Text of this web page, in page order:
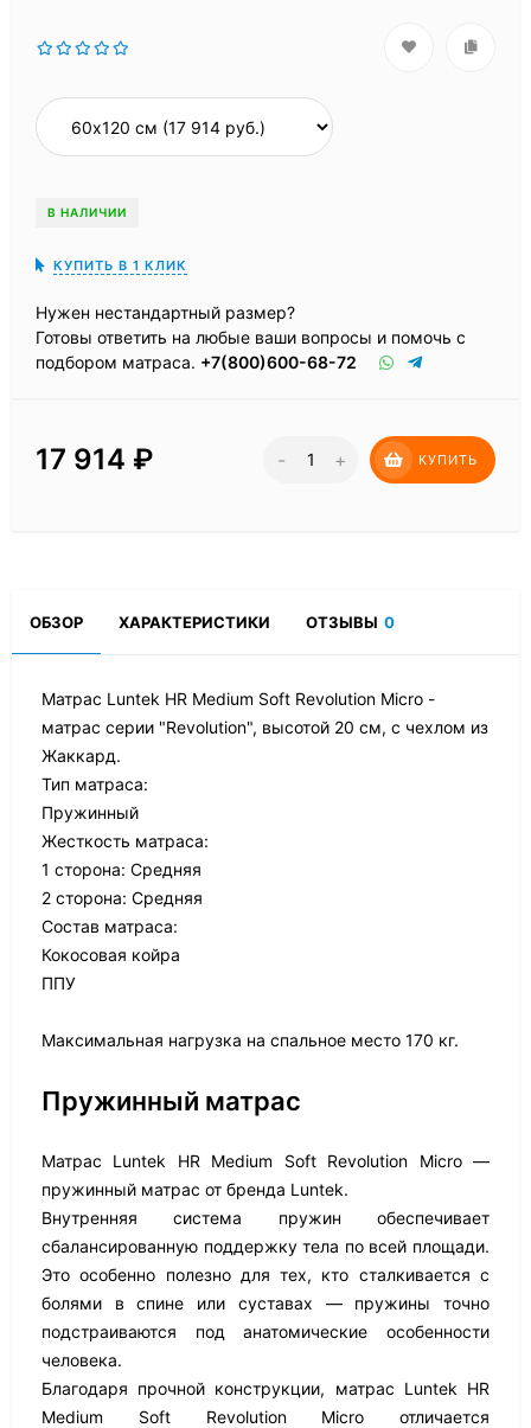
В НАЛИЧИИ
КУПИТЬ В 1 КЛИК
Нужен нестандартный размер?
Готовы ответить на любые ваши вопросы и помочь с
подбором матраса. +7(800)600-68-72
17 914 ₽ - + КУПИТЬ
ОБЗОР ХАРАКТЕРИСТИКИ ОТЗЫВЫ 0
Матрас Luntek HR Medium Soft Revolution Micro -
матрас серии "Revolution", высотой 20 см, с чехлом из
Жаккард.
Тип матраса:
Пружинный
Жесткость матраса:
1 сторона: Средняя
2 сторона: Средняя
Состав матраса:
Кокосовая койра
ППУ
Максимальная нагрузка на спальное место 170 кг.
Пружинный матрас
Матрас Luntek HR Medium Soft Revolution Micro —
пружинный матрас от бренда Luntek.
Внутренняя система пружин обеспечивает
сбалансированную поддержку тела по всей площади.
Это особенно полезно для тех, кто сталкивается с
болями в спине или суставах — пружины точно
подстраиваются под анатомические особенности
человека.
Благодаря прочной конструкции, матрас Luntek HR
Medium Soft Revolution Micro отличается